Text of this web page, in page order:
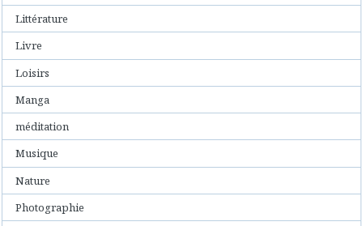
Littérature
Livre
Loisirs
Manga
méditation
Musique
Nature
Photographie